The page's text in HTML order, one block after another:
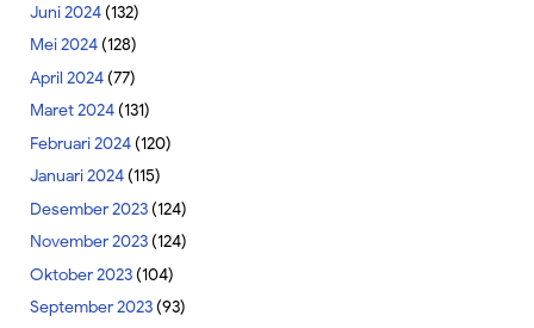
Juni 2024(132)
Mei 2024(128)
April 2024(77)
Maret 2024(131)
Februari 2024(120)
Januari 2024(115)
Desember 2023(124)
November 2023(124)
Oktober 2023(104)
September 2023(93)